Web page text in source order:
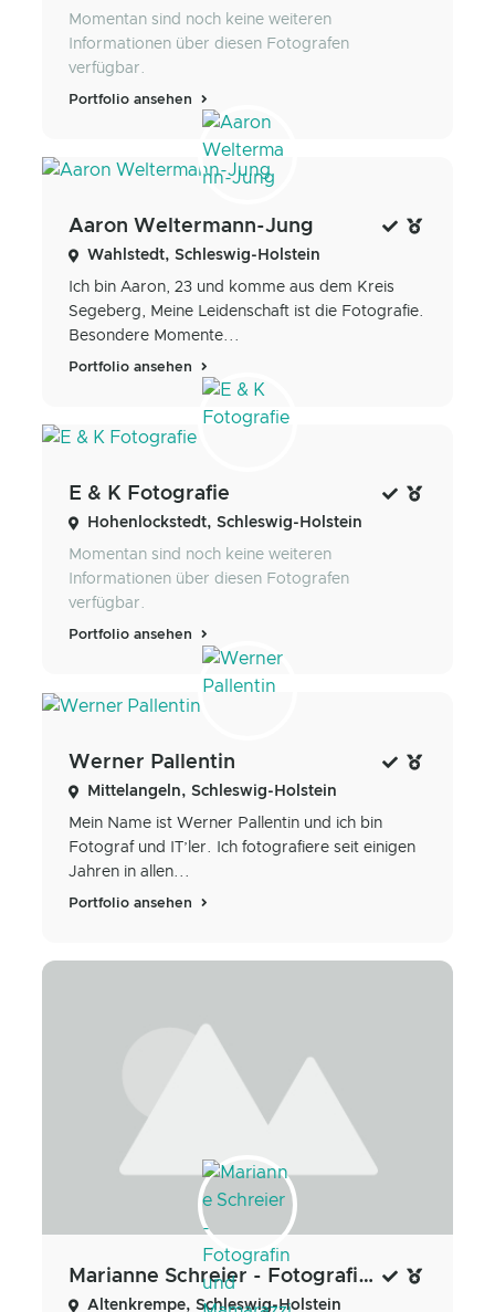
Momentan sind noch keine weiteren
Informationen über diesen Fotografen
verfügbar.
Portfolio ansehen
Aaron Weltermann-Jung
Wahlstedt, Schleswig-Holstein
Ich bin Aaron, 23 und komme aus dem Kreis
Segeberg, Meine Leidenschaft ist die Fotografie.
Besondere Momente...
Portfolio ansehen
E & K Fotografie
Hohenlockstedt, Schleswig-Holstein
Momentan sind noch keine weiteren
Informationen über diesen Fotografen
verfügbar.
Portfolio ansehen
Werner Pallentin
Mittelangeln, Schleswig-Holstein
Mein Name ist Werner Pallentin und ich bin
Fotograf und IT’ler. Ich fotografiere seit einigen
Jahren in allen...
Portfolio ansehen
Marianne Schreier - Fotografin und Mamarazzi
Altenkrempe, Schleswig-Holstein